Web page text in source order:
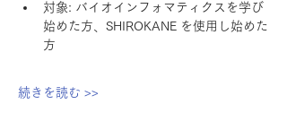
対象: バイオインフォマティクスを学び
始めた方、SHIROKANE を使用し始めた
方
続きを読む >>